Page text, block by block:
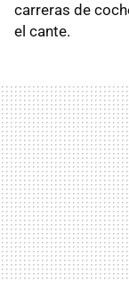
carreras de
el cante.